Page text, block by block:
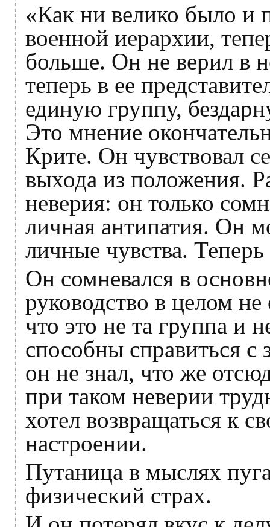
«Как ни велико было и
военной иерархии,
больше. Он не верил в
теперь в ее
единую группу,
Это мнение
Крите. Он чувствовал
выхода из положения.
неверия: он только
личная антипатия. Он
личные чувства.
Он сомневался в
руководство в целом
что это не та группа и
способны справиться с
он не знал, что же
при таком неверии
хотел возвращаться к
настроении.
Путаница в мыслях
физический страх.